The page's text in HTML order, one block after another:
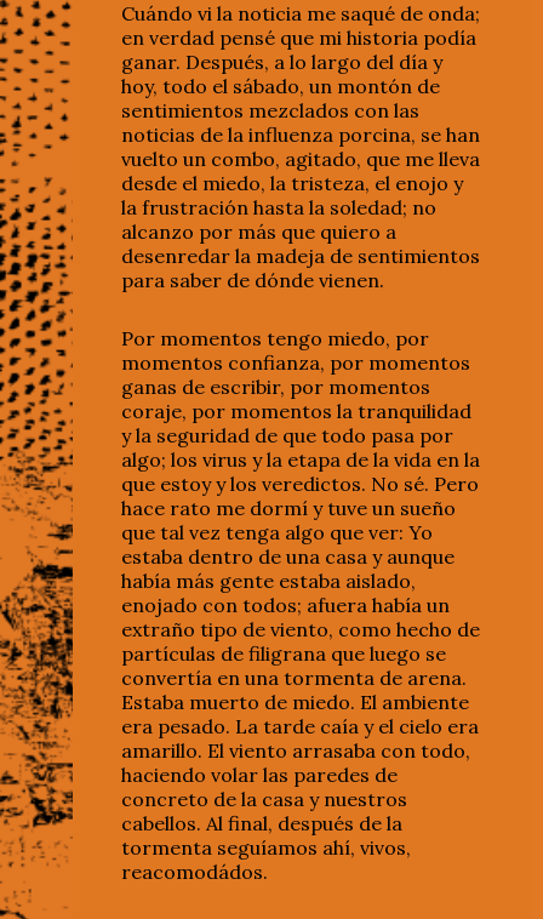
Cuándo vi la noticia me saqué de onda;
en verdad pensé que mi historia podía
ganar. Después, a lo largo del día y
hoy, todo el sábado, un montón de
sentimientos mezclados con las
noticias de la influenza porcina, se han
vuelto un combo, agitado, que me lleva
desde el miedo, la tristeza, el enojo y
la frustración hasta la soledad; no
alcanzo por más que quiero a
desenredar la madeja de sentimientos
para saber de dónde vienen.
Por momentos tengo miedo, por
momentos confianza, por momentos
ganas de escribir, por momentos
coraje, por momentos la tranquilidad
y la seguridad de que todo pasa por
algo; los virus y la etapa de la vida en la
que estoy y los veredictos. No sé. Pero
hace rato me dormí y tuve un sueño
que tal vez tenga algo que ver: Yo
estaba dentro de una casa y aunque
había más gente estaba aislado,
enojado con todos; afuera había un
extraño tipo de viento, como hecho de
partículas de filigrana que luego se
convertía en una tormenta de arena.
Estaba muerto de miedo. El ambiente
era pesado. La tarde caía y el cielo era
amarillo. El viento arrasaba con todo,
haciendo volar las paredes de
concreto de la casa y nuestros
cabellos. Al final, después de la
tormenta seguíamos ahí, vivos,
reacomodádos.